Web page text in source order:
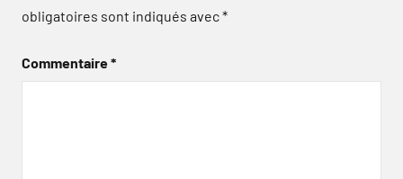
obligatoires sont indiqués avec*
Commentaire*